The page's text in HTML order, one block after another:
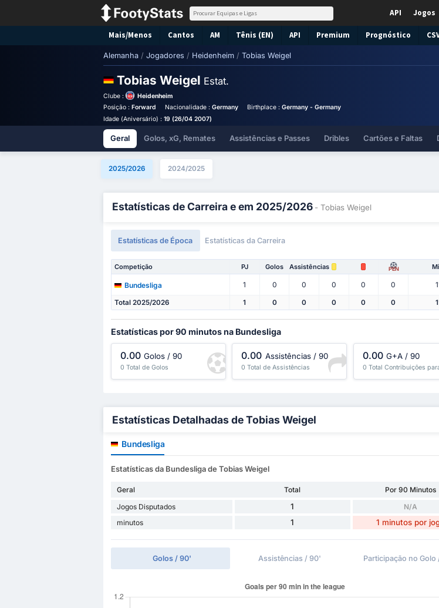
Jogos
API
Mais/Menos Cantos AM Tênis (EN) API Premium Prognóstico
Alemanha / Jogadores / Heidenheim / Tobias Weigel
Tobias Weigel Estat.
Clube :
Heidenheim
Posição : Forward Nacionalidade : Germany Birthplace :Germany - Germany
Idade (Aniversário) : 19 (26/04 2007)
Geral Golos, xG, Remates Assistências e Passes Dribles Cartões e Faltas
2025/2026 2024/2025
Estatísticas de Carreira e em 2025/2026 - Tobias Weigel
Estatísticas de Época Estatísticas da Carreira
Competição PJ Golos Assistências PEN
Bundesliga 1 0 0 0 0 0
Total 2025/2026 1 0 0 0 0 0
Estatísticas por 90 minutos na Bundesliga
0.00 Golos / 90
0 Total de Golos
0.00 Assistências / 90
0 Total de Assistências
0.00 G+A / 90
0 Total Contribuições
Estatísticas Detalhadas de Tobias Weigel
Bundesliga
Estatísticas da Bundesliga de Tobias Weigel
Geral Total
Por 90 Minutos
Jogos Disputados
1
N/A
minutos
1 1 minutos por
Golos / 90' Assistências / 90' Participação no Golo